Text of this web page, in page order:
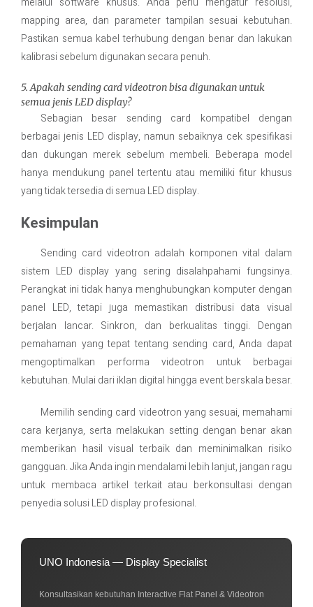
mapping area, dan parameter tampilan sesuai kebutuhan.
Pastikan semua kabel terhubung dengan benar dan lakukan
kalibrasi sebelum digunakan secara penuh.
5. Apakah sending card videotron bisa digunakan untuk
semua jenis LED display?
Sebagian besar sending card kompatibel dengan
berbagai jenis LED display, namun sebaiknya cek spesifikasi
dan dukungan merek sebelum membeli. Beberapa model
hanya mendukung panel tertentu atau memiliki fitur khusus
yang tidak tersedia di semua LED display.
Kesimpulan
Sending card videotron adalah komponen vital dalam
sistem LED display yang sering disalahpahami fungsinya.
Perangkat ini tidak hanya menghubungkan komputer dengan
panel LED, tetapi juga memastikan distribusi data visual
berjalan lancar. Sinkron, dan berkualitas tinggi. Dengan
pemahaman yang tepat tentang sending card, Anda dapat
mengoptimalkan performa videotron untuk berbagai
kebutuhan. Mulai dari iklan digital hingga event berskala besar.
Memilih sending card videotron yang sesuai, memahami
cara kerjanya, serta melakukan setting dengan benar akan
memberikan hasil visual terbaik dan meminimalkan risiko
gangguan. Jika Anda ingin mendalami lebih lanjut, jangan ragu
untuk membaca artikel terkait atau berkonsultasi dengan
penyedia solusi LED display profesional.
UNO Indonesia — Display Specialist
Konsultasikan kebutuhan Interactive Flat Panel & Videotron